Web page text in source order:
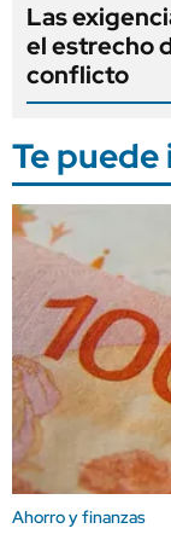
Las
el estrecho
conflicto
Te
Ahorro y finanzas